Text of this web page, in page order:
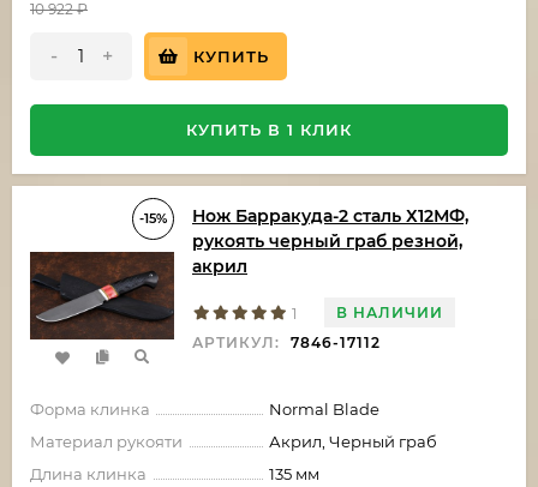
10 922₽
- + КУПИТЬ
КУПИТЬ В 1 КЛИК
-15%
Нож Барракуда-2 сталь Х12МФ,
рукоять черный граб резной,
акрил
1
В НАЛИЧИИ
АРТИКУЛ:
7846-17112
Форма клинка
Normal Blade
Материал рукояти
Акрил, Черный граб
Длина клинка
135 мм